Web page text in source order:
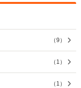
（9 ）
（ 1 ）
（ 1 ）